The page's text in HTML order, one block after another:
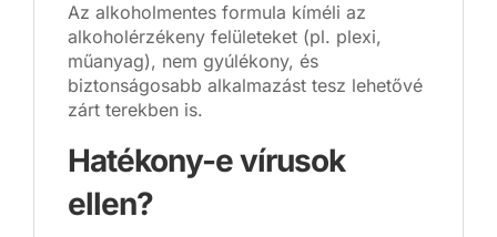
Az alkoholmentes formula kíméli az
alkoholérzékeny felületeket (pl. plexi,
műanyag), nem gyúlékony, és
biztonságosabb alkalmazást tesz lehetővé
zárt terekben is.
Hatékony-e vírusok
ellen?